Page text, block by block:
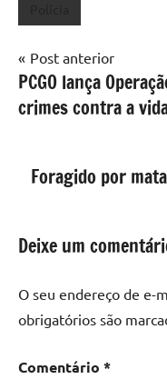
Navegação
de
Post
Post anterior
PCGO lança
crimes contra a
Foragido por
Deixe um
O seu endereço de e-
obrigatórios são
Comentário *